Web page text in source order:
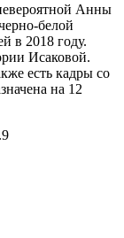
Анны
белой
в 2018 году.
Исаковой.
есть кадры со
на 12